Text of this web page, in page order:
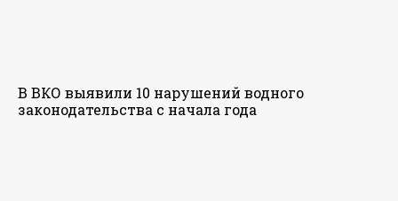
В ВКО выявили 10 нарушений водного
законодательства с начала года